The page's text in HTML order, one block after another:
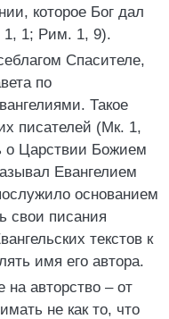
которое Бог дал
1, 1; Рим. 1, 9).
Спасителе,
по
Такое
писателей (Мк. 1,
о Царствии Божием
Евангелием
основанием
свои писания
текстов к
имя его автора.
на авторство – от
не как то, что